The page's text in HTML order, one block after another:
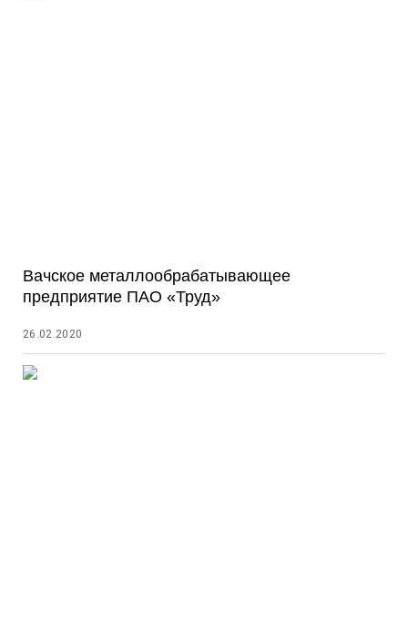
Вачское металлообрабатывающее
предприятие ПАО «Труд»
26.02.2020